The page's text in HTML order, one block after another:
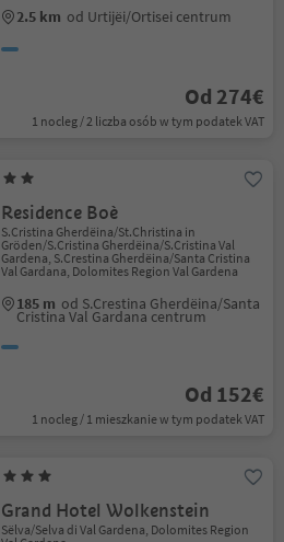
2.5 km od Urtijëi/Ortisei centrum
Od 274€
1 nocleg / 2 liczba osób w tym podatek VAT
Residence Boè
S.Cristina Gherdëina/St.Christina in
Gröden/S.Cristina Gherdëina/S.Cristina Val
Gardena, S.Crestina Gherdëina/Santa Cristina
Val Gardana, Dolomites Region Val Gardena
185 m od S.Crestina Gherdëina/Santa
Cristina Val Gardana centrum
Od 152€
1 nocleg / 1 mieszkanie w tym podatek VAT
Grand Hotel Wolkenstein
Sëlva/Selva di Val Gardena, Dolomites Region